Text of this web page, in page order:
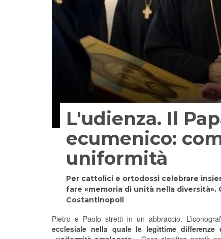
L'udienza. Il
ecumenico:
uniformità
Per cattolici e ortodossi celebrare
fare «memoria di unità nella
Costantinopoli
Pietro e Paolo stretti in un abbraccio.
ecclesiale nella quale le legittime differenze